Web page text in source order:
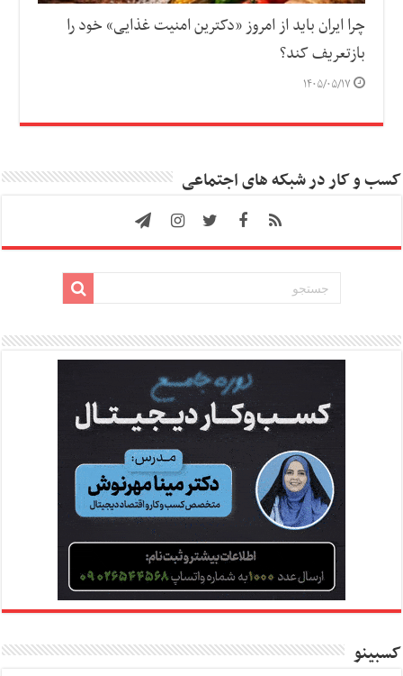
چرا ایران باید از امروز «دکترین امنیت غذایی» خود را
بازتعریف کند؟
۱۴۰۵/۰۵/۱۷
کسب و کار در شبکه های اجتماعی
کسبینو